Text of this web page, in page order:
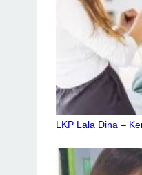
LKP Lala Dina –